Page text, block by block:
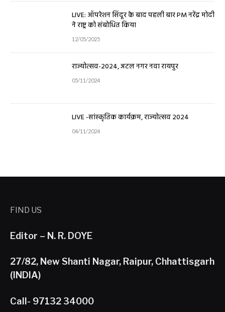
LIVE: ऑपरेशन सिंदूर के बाद पहली बार PM नरेंद्र मोदी
ने राष्ट्र को संबोधित किया
12/05/2025
राज्योत्सव-2024, अटल नगर नवा रायपुर
05/11/2024
LIVE -सांस्कृतिक कार्यक्रम, राज्योत्सव 2024
04/11/2024
FIND US
Editor – N. R. DOYE
27/82, New Shanti Nagar, Raipur, Chhattisgarh
(INDIA)
Call- 97132 34000